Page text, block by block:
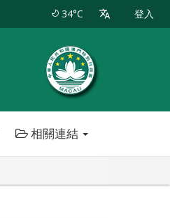
34°C 登入
相關連結